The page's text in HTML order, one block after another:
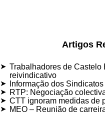
Artigos
Trabalhadores de Castelo
reivindicativo
Informação dos
RTP: Negociação
CTT ignoram medidas de
MEO – Reunião de